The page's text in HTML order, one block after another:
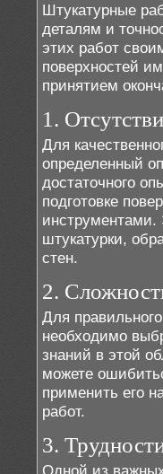
Штукатурные
деталям и
этих работ
поверхностей
принятием
1.
Для
определенный
достаточного
подготовке
инструментами.
штукатурки,
стен.
2.
Для
необходимо
знаний в этой
можете
применить его
работ.
3.
Одной из